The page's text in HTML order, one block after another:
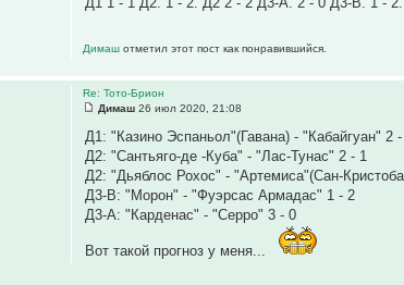
Димашотметил этот пост как понравившийся.
Re: Тото-Брион
Димаш 26 июл 2020, 21:08
Д1: "Казино Эспаньол"(Гавана) - "Кабайгуан" 2
Д2: "Сантьяго-де -Куба" - "Лас-Тунас" 2 - 1
Д2: "Дьяблос Рохос" - "Артемиса"(Сан-
Д3-В: "Морон" - "Фуэрсас Армадас" 1 - 2
Д3-А: "Карденас" - "Серро" 3 - 0
Вот такой прогноз у меня...